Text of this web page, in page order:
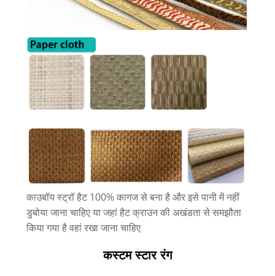
काउबॉय स्ट्रॉ हैट 100% कागज से बना है और इसे पानी में नहीं
डुबोया जाना चाहिए या जहां हैट क्राउन की अखंडता से समझौता
किया गया है वहां रखा जाना चाहिए
कस्टम स्टार रंग